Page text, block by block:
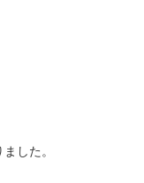
りました。